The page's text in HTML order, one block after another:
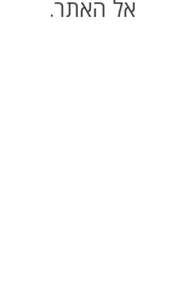
אל האתר.